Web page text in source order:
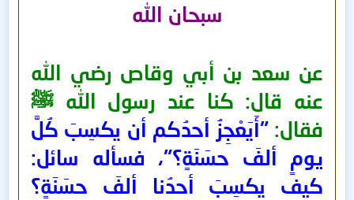
سبحان الله
عن سعد بن أبي وقاص رضي الله
عنه قال: كنا عند رسول الله ﷺ
فقال:"أَيَعْجِزُ أحدُكم أن يكسِبَ كُلَّ
يومٍ ألفَ حسَنَةٍ؟"، فسأله سائل:
كيف يكسِبَ أحدُنا ألفَ حسَنَةٍ؟